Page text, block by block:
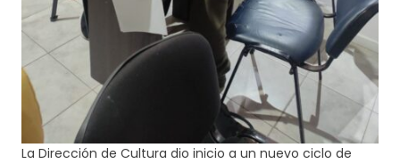
La Dirección de Cultura dio inicio a un nuevo ciclo de